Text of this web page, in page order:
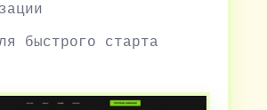
быстрого старта